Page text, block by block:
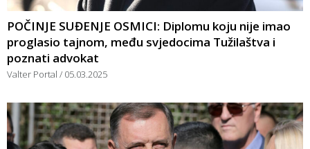
POČINJE SUĐENJE OSMICI: Diplomu koju nije imao
proglasio tajnom, među svjedocima Tužilaštva i
poznati advokat
Valter Portal 05.03.2025